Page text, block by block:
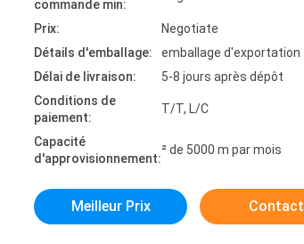
commande min:
Prix:
Negotiate
Détails d'emballage:
emballage d'exportation
Délai de livraison:
5-8 jours après dépôt
Conditions de
paiement:
T/T, L/C
Capacité
d'approvisionnement:
² de 5000 m par mois
Meilleur Prix Contact